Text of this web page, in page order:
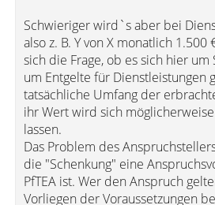
Schwieriger wird`s aber bei
also z. B. Y von X monatlich 1.500
sich die Frage, ob es sich hier
um Entgelte für Dienstleistungen
tatsächliche Umfang der
ihr Wert wird sich
lassen.
Das Problem des
die "Schenkung" eine
PfTEA ist. Wer den Anspruch
Vorliegen der Voraussetzungen